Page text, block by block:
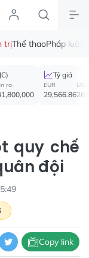
trịThể thaoPháp luật
ra
Tỷ giá
EUR
29,566.86
USD
quy chế
đội
Copy link